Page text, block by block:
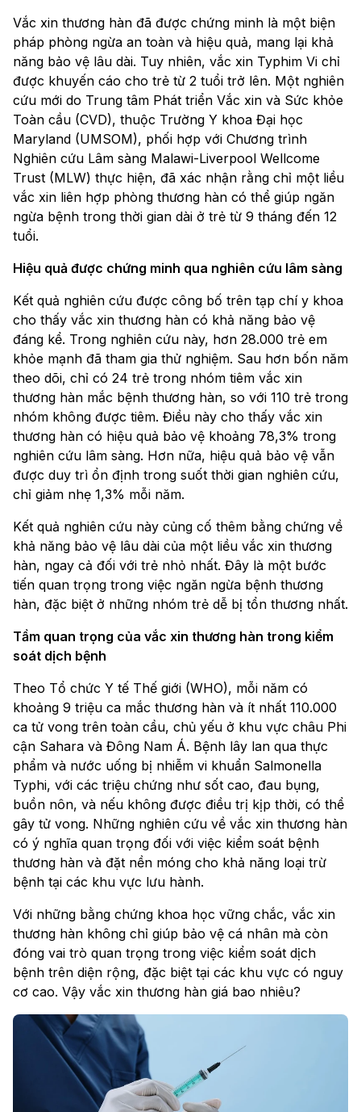
Vắc xin thương hàn đã được chứng minh là một biện
pháp phòng ngừa an toàn và hiệu quả, mang lại khả
năng bảo vệ lâu dài. Tuy nhiên, vắc xin Typhim Vi chỉ
được khuyến cáo cho trẻ từ 2 tuổi trở lên. Một nghiên
cứu mới do Trung tâm Phát triển Vắc xin và Sức khỏe
Toàn cầu (CVD), thuộc Trường Y khoa Đại học
Maryland (UMSOM), phối hợp với Chương trình
Nghiên cứu Lâm sàng Malawi-Liverpool Wellcome
Trust (MLW) thực hiện, đã xác nhận rằng chỉ một liều
vắc xin liên hợp phòng thương hàn có thể giúp ngăn
ngừa bệnh trong thời gian dài ở trẻ từ 9 tháng đến 12
tuổi.
Hiệu quả được chứng minh qua nghiên cứu lâm sàng
Kết quả nghiên cứu được công bố trên tạp chí y khoa
cho thấy vắc xin thương hàn có khả năng bảo vệ
đáng kể. Trong nghiên cứu này, hơn 28.000 trẻ em
khỏe mạnh đã tham gia thử nghiệm. Sau hơn bốn năm
theo dõi, chỉ có 24 trẻ trong nhóm tiêm vắc xin
thương hàn mắc bệnh thương hàn, so với 110 trẻ trong
nhóm không được tiêm. Điều này cho thấy vắc xin
thương hàn có hiệu quả bảo vệ khoảng 78,3% trong
nghiên cứu lâm sàng. Hơn nữa, hiệu quả bảo vệ vẫn
được duy trì ổn định trong suốt thời gian nghiên cứu,
chỉ giảm nhẹ 1,3% mỗi năm.
Kết quả nghiên cứu này củng cố thêm bằng chứng về
khả năng bảo vệ lâu dài của một liều vắc xin thương
hàn, ngay cả đối với trẻ nhỏ nhất. Đây là một bước
tiến quan trọng trong việc ngăn ngừa bệnh thương
hàn, đặc biệt ở những nhóm trẻ dễ bị tổn thương nhất.
Tầm quan trọng của vắc xin thương hàn trong kiểm
soát dịch bệnh
Theo Tổ chức Y tế Thế giới (WHO), mỗi năm có
khoảng 9 triệu ca mắc thương hàn và ít nhất 110.000
ca tử vong trên toàn cầu, chủ yếu ở khu vực châu Phi
cận Sahara và Đông Nam Á. Bệnh lây lan qua thực
phẩm và nước uống bị nhiễm vi khuẩn Salmonella
Typhi, với các triệu chứng như sốt cao, đau bụng,
buồn nôn, và nếu không được điều trị kịp thời, có thể
gây tử vong. Những nghiên cứu về vắc xin thương hàn
có ý nghĩa quan trọng đối với việc kiểm soát bệnh
thương hàn và đặt nền móng cho khả năng loại trừ
bệnh tại các khu vực lưu hành.
Với những bằng chứng khoa học vững chắc, vắc xin
thương hàn không chỉ giúp bảo vệ cá nhân mà còn
đóng vai trò quan trọng trong việc kiểm soát dịch
bệnh trên diện rộng, đặc biệt tại các khu vực có nguy
cơ cao. Vậy vắc xin thương hàn giá bao nhiêu?